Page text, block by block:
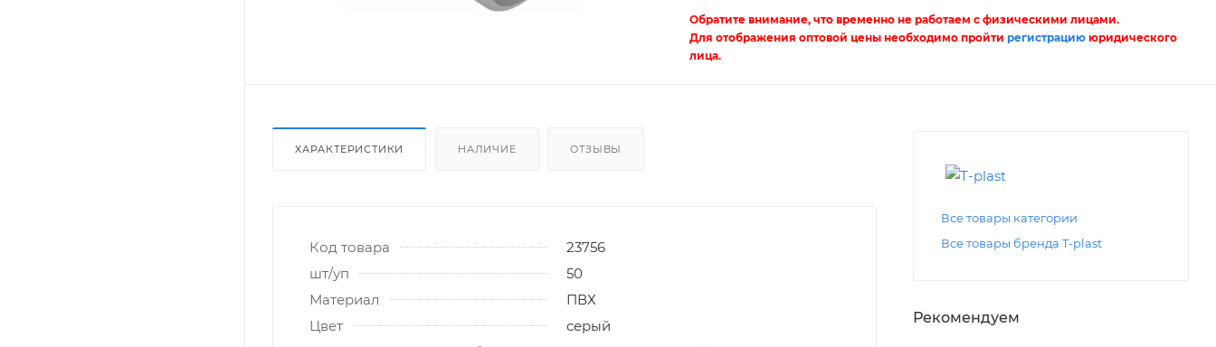
Обратите внимание, что временно не работаем с физическими лицами.
Для отображения оптовой цены необходимо пройтирегистрацию юридического
лица.
ХАРАКТЕРИСТИКИ НАЛИЧИЕ ОТЗЫВЫ
Код товара
23756
шт/уп
50
Материал
ПВХ
Цвет
серый
Все товары категории
Все товары бренда T-plast
Рекомендуем